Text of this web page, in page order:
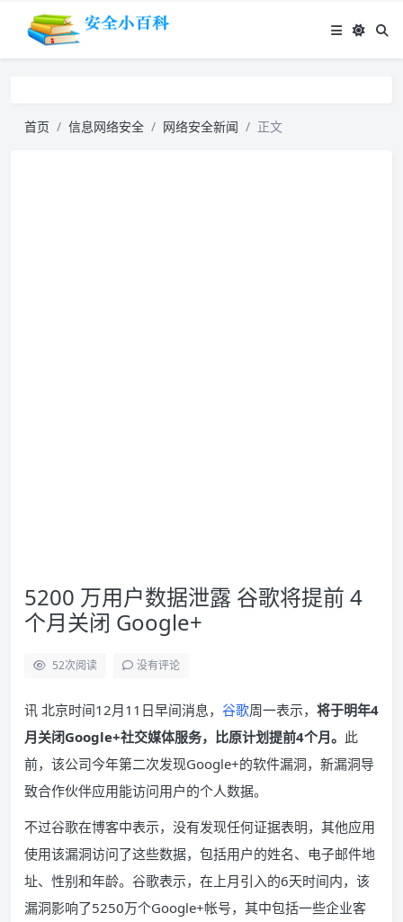
首页 信息网络安全 网络安全新闻 正文
5200 万用户数据泄露 谷歌将提前 4
个月关闭 Google+
52次阅读 没有评论
讯 北京时间12月11日早间消息， 谷歌周一表示， 将于明年4
月关闭Google+社交媒体服务，比原计划提前4个月。 此
前，该公司今年第二次发现Google+的软件漏洞，新漏洞导
致合作伙伴应用能访问用户的个人数据。
不过谷歌在博客中表示，没有发现任何证据表明，其他应用
使用该漏洞访问了这些数据，包括用户的姓名、电子邮件地
址、性别和年龄。谷歌表示，在上月引入的6天时间内，该
漏洞影响了5250万个Google+帐号，其中包括一些企业客